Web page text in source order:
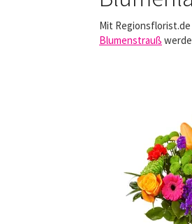
Mit Regionsflorist.de
Blumenstrauß